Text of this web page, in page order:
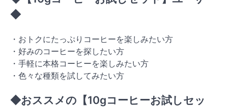
◆
・おトクにたっぷりコーヒーを楽しみたい方
・好みのコーヒーを探したい方
・手軽に本格コーヒーを楽しみたい方
・色々な種類を試してみたい方
◆おススメの【10gコーヒーお試しセッ